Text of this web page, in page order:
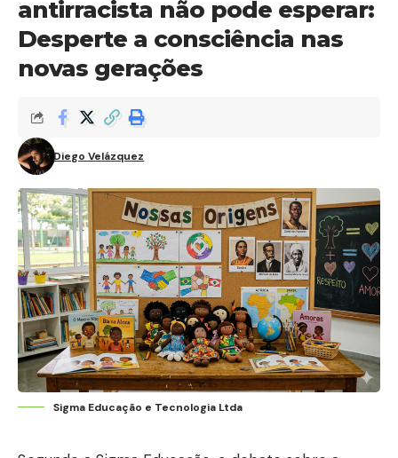
antirracista não pode esperar:
Desperte a consciência nas
novas gerações
Diego Velázquez
Sigma Educação e Tecnologia Ltda